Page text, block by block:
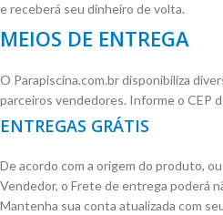
e receberá seu dinheiro de volta.
MEIOS DE ENTREGA
O Parapiscina.com.br disponibiliza
parceiros vendedores. Informe o CEP
ENTREGAS GRÁTIS
De acordo com a origem do produto,
Vendedor, o Frete de entrega poderá
Mantenha sua conta atualizada com